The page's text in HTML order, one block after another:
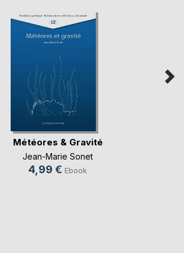
Météores & Gravité
Jean-Marie Sonet
4,99 € Ebook